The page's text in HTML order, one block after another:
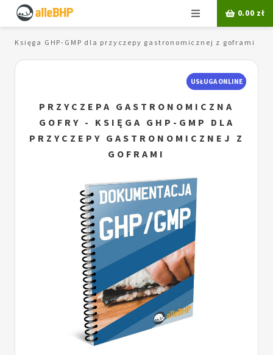
Menu 0.00 zł
- Księga GHP-GMP dla przyczepy gastronomicznej z goframi
USŁUGA ONLINE
PRZYCZEPA GASTRONOMICZNA
GOFRY - KSIĘGA GHP-GMP DLA
PRZYCZEPY GASTRONOMICZNEJ Z
GOFRAMI